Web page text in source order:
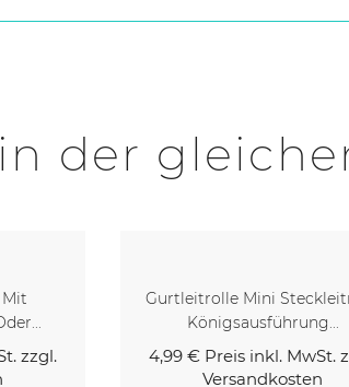
der
zzgl.
Zusatz-Dichteinheit
1,00 €Preis inkl. MwSt.
Versandkosten